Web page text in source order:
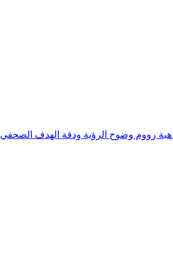
هبة زووم وضوح الرؤية ودقة الهدف الصحفي